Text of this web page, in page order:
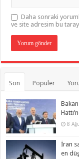
Daha sonraki
ve site adresim bu
Son Popüler
8
İran
en